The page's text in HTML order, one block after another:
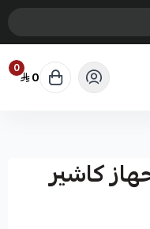
0 0
كاشير